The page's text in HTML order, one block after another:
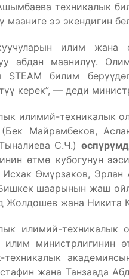
техникалык
мааниге ээ экендигин
илим жана
абдан маанилүү.
STEAM билим
керек”, — деди
илимий-техникалык
Майрамбеков,
С.Ч.)
өтмө кубогунун
Өмүрзаков,
шаарынын жаш
Жолдошев жана Никита
илимий-техникалык
министрлигинин
техникалык
жана Танзаада